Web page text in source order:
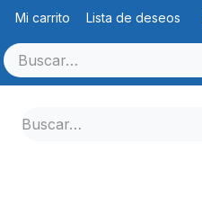
Mi carrito Lista de deseos